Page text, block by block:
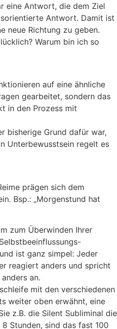
eine Antwort, die dem Ziel
Antwort. Damit ist
neue Richtung zu geben.
Warum bin ich so
auf eine ähnliche
gearbeitet, sondern das
in den Prozess mit
bisherige Grund dafür war,
Unterbewusstsein regelt es
prägen sich dem
Bsp.: „Morgenstund hat
zum Überwinden Ihrer
ist ganz simpel: Jeder
reagiert anders und spricht
an.
mit den verschiedenen
weiter oben erwähnt, eine
z.B. die Silent Subliminal die
Stunden, sind das fast 100